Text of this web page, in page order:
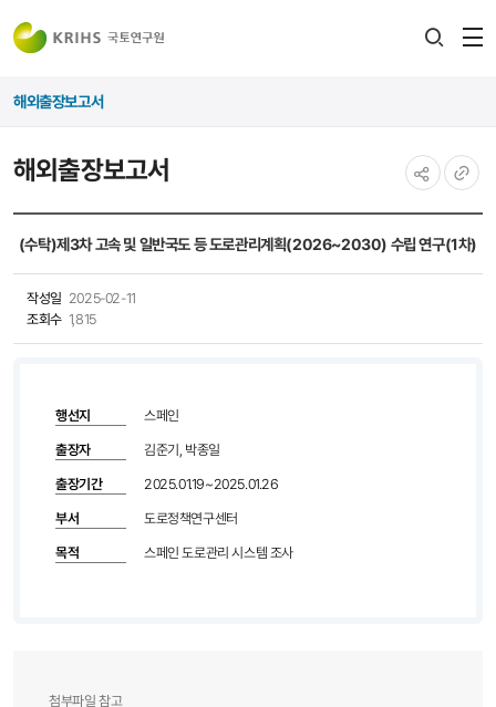
해외출장보고서
해외출장보고서
복사
(수탁)제3차 고속 및 일반국도 등 도로관리계획(2026~2030) 수립 연구(1차)
작성일 2025-02-11
조회수 1,815
행선지 스페인
출장자 김준기, 박종일
출장기간 2025.01.19~2025.01.26
부서 도로정책연구센터
목적 스페인 도로관리 시스템 조사
첨부파일 참고